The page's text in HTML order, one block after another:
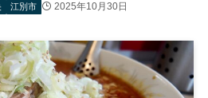
江別市 2025年10月30日